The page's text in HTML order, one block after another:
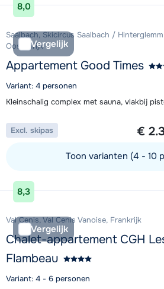
8,0
Vergelijk
Saalbach, Skicircus Saalbach /
Oostenrijk
Appartement Good Times
Variant: 4 personen
Kleinschalig complex met sauna, vlakbij
€
Excl. skipas
Toon varianten (4 - 10
Bekijk accommodatie
8,3
Vergelijk
Val Cenis, Val Cenis Vanoise, Frankrijk
Chalet-appartement CGH
Flambeau
Variant: 4 - 6 personen